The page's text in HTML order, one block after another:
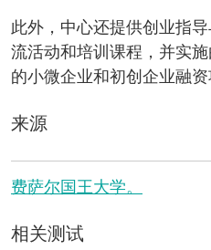
此外，中心还提供创业指
流活动和培训课程，并实
的小微企业和初创企业融资
来源
费萨尔国王大学。
相关测试